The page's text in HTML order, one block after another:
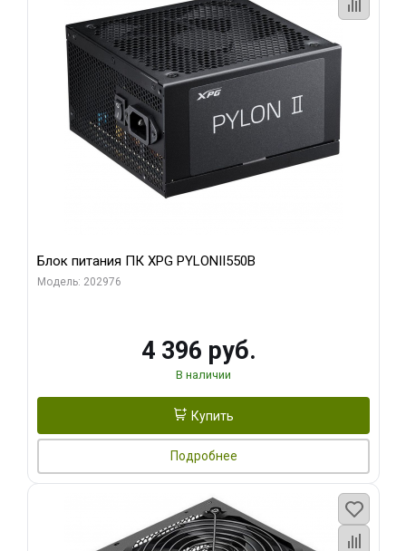
Блок питания ПК XPG PYLONII550B
Модель: 202976
4 396 руб.
В наличии
Купить
Подробнее